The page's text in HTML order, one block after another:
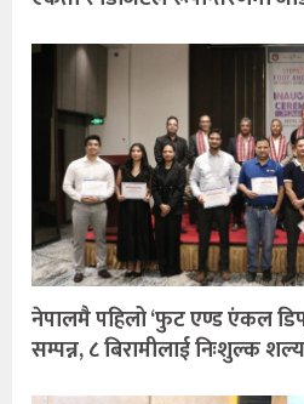
नेपालमै पहिलो ‘फुट एण्ड एंकल
सम्पन्न, ८ बिरामीलाई निःशुल्क